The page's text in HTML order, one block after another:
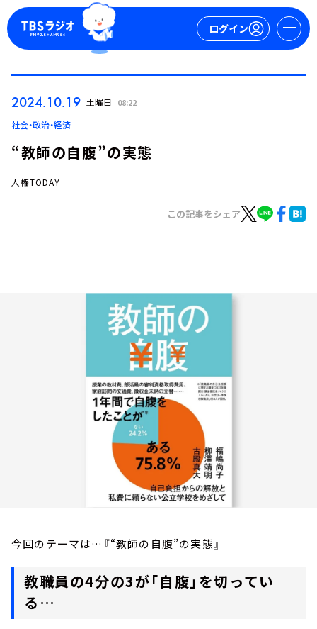
ログイン
トピックス
TBS Podcast
イベント・グッズ
会社情報
2024.10.19 土曜日 08:22
社会・政治・経済
“教師の自腹”の実態
人権TODAY
この記事をシェア
今回のテーマは…『“教師の自腹”の実態』
教職員の4分の3が「自腹」を切ってい
る…